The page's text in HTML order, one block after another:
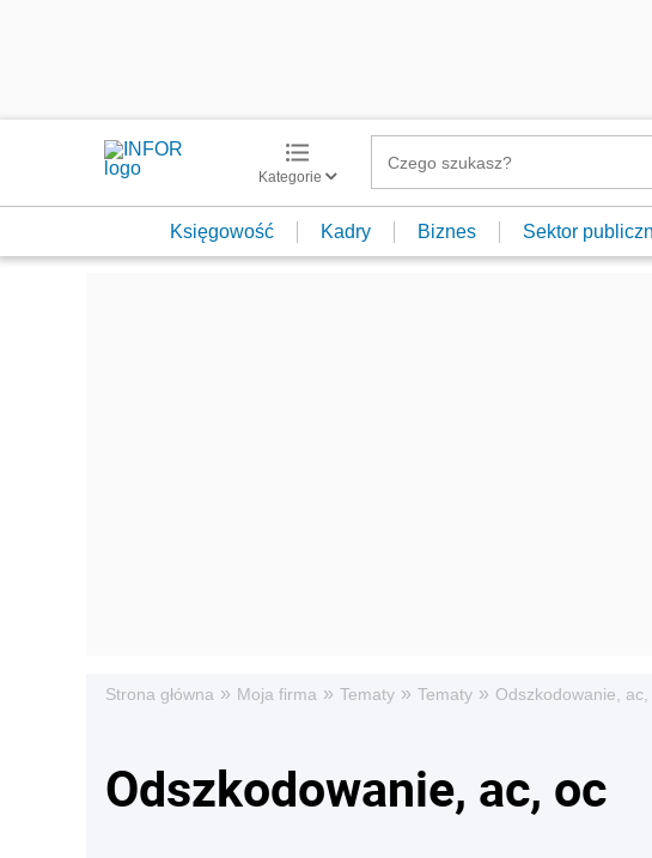
Kategorie
Księgowość Kadry Biznes Sektor
Strona główna » Moja firma » Tematy » Tematy » Odszkodowanie, ac,
Odszkodowanie, ac, oc